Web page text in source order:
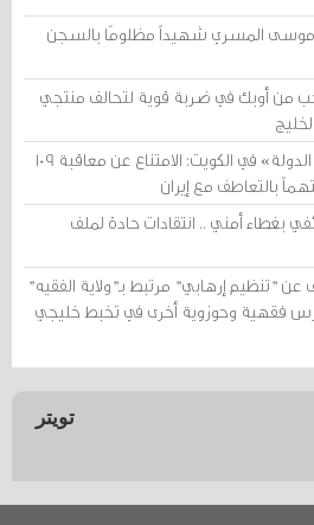
موسى المسري شهيداً مظلومًا بالسجن
من أوبك في ضربة قوية لتحالف منتجي
محكمة «أمن الدولة» في الكويت: الامتناع عن معاقبة 109
بغطاء أمني .. انتقادات حادة لملف
عن "تنظيم إرهابي" مرتبط بـ"ولاية الفقيه"
فقهية وحوزوية أخرى في تخبط خليجي
تويتر